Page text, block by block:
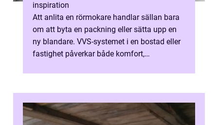
inspiration
Att anlita en rörmokare handlar sällan bara
om att byta en packning eller sätta upp en
ny blandare. VVS-systemet i en bostad eller
fastighet påverkar både komfort,